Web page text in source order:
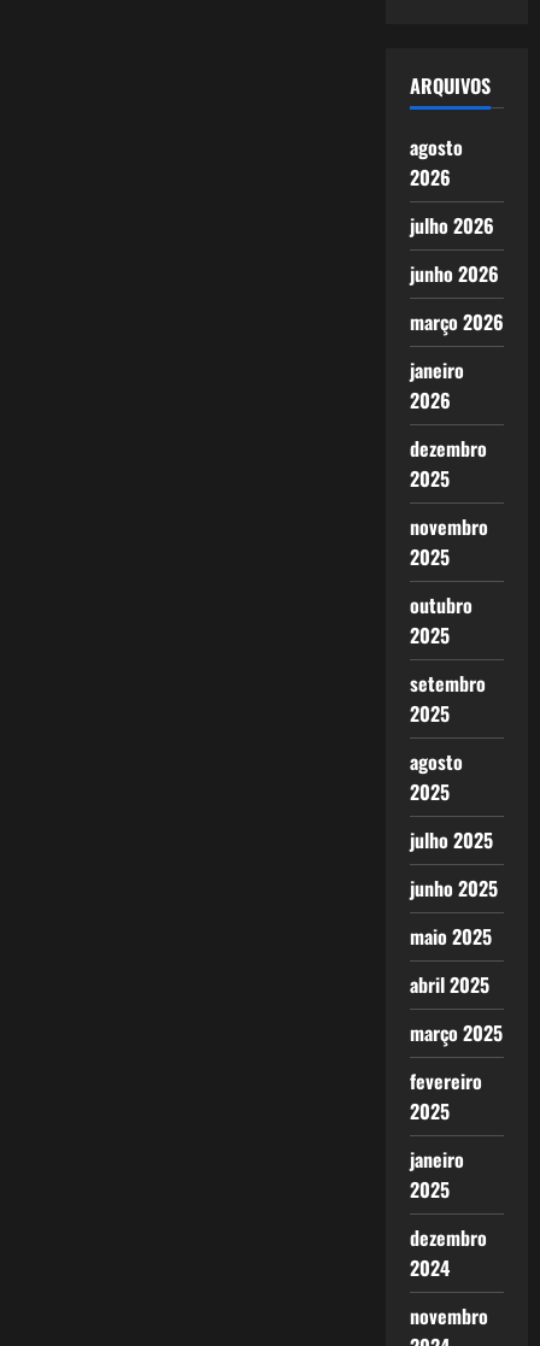
ARQUIVOS
agosto
2026
julho 2026
junho 2026
março 2026
janeiro
2026
dezembro
2025
novembro
2025
outubro
2025
setembro
2025
agosto
2025
julho 2025
junho 2025
maio 2025
abril 2025
março 2025
fevereiro
2025
janeiro
2025
dezembro
2024
novembro